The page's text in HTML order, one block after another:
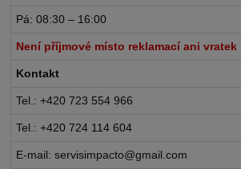
Pá: 08:30 – 16:00
Není příjmové místo reklamací ani vratek
Kontakt
Tel.: +420 723 554 966
Tel.: +420 724 114 604
E-mail: servisimpacto@gmail.com